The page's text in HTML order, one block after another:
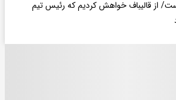
از قالیباف خواهش کردیم که رئیس تیم